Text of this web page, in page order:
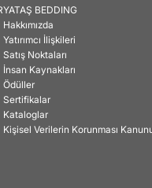
YATAŞ BEDDING
Hakkımızda
Yatırımcı İlişkileri
Satış Noktaları
İnsan Kaynakları
Ödüller
Sertifikalar
Kataloglar
Kişisel Verilerin Korunması